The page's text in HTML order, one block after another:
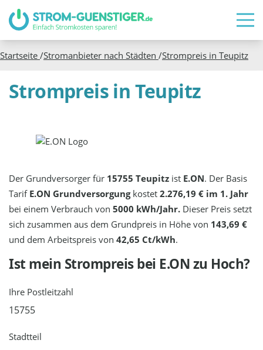
Startseite /Stromanbieter nach Städten /Strompreis in Teupitz
Strompreis in Teupitz
Der Grundversorger für 15755 Teupitz ist E.ON. Der Basis
Tarif E.ON Grundversorgungkostet2.276,19 € im 1. Jahr
bei einem Verbrauch von5000 kWh/Jahr. Dieser Preis setzt
sich zusammen aus dem Grundpreis in Höhe von 143,69 €
und dem Arbeitspreis von42,65 Ct/kWh.
Ist mein Strompreis bei E.ONzu Hoch?
Ihre Postleitzahl
Stadtteil